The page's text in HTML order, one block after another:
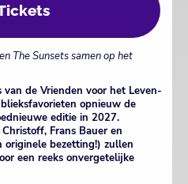
The Sunsets samen op het
van de Vrienden voor het Leven-
opnieuw de
editie in 2027.
Frans Bauer en
originele bezetting!) zullen
een reeks onvergetelijke